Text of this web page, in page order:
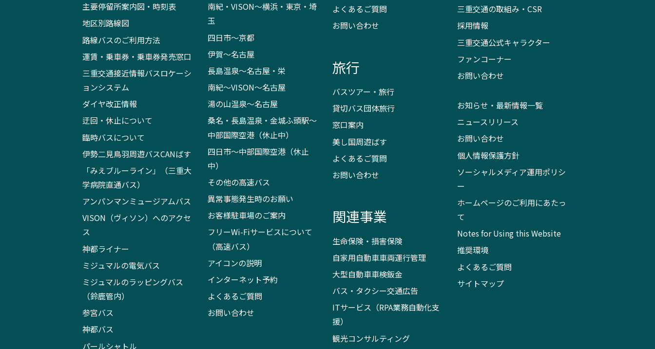
主要停留所案内図・時刻表
地区別路線図
路線バスのご利用方法
運賃・乗車券・乗車券発売窓口
三重交通接近情報バスロケーシ
ョンシステム
ダイヤ改正情報
迂回・休止について
臨時バスについて
伊勢二見鳥羽周遊バスCANばす
「みえブルーライン」（三重大
学病院直通バス）
アンパンマンミュージアムバス
VISON（ヴィソン）へのアクセ
ス
神都ライナー
ミジュマルの電気バス
ミジュマルのラッピングバス
（鈴鹿管内）
参宮バス
神都バス
パールシャトル
南紀・VISON～横浜・東京・埼
玉
四日市～京都
伊賀～名古屋
長島温泉～名古屋・栄
南紀～VISON～名古屋
湯の山温泉～名古屋
桑名・長島温泉・金城ふ頭駅～
中部国際空港（休止中）
四日市～中部国際空港（休止
中）
その他の高速バス
異常事態発生時のお願い
お客様駐車場のご案内
フリーWi-Fiサービスについて
（高速バス）
アイコンの説明
インターネット予約
よくあるご質問
お問い合わせ
よくあるご質問
お問い合わせ
旅行
バスツアー・旅行
貸切バス団体旅行
窓口案内
美し国周遊ばす
よくあるご質問
お問い合わせ
関連事業
生命保険・損害保険
自家用自動車車両運行管理
大型自動車車検鈑金
バス・タクシー交通広告
ITサービス（RPA業務自動化支
援）
観光コンサルティング
三重交通の取組み・CSR
採用情報
三重交通公式キャラクター
ファンコーナー
お問い合わせ
お知らせ・最新情報一覧
ニュースリリース
お問い合わせ
個人情報保護方針
ソーシャルメディア運用ポリシ
ー
ホームページのご利用にあたっ
て
Notes for Using this Website
推奨環境
よくあるご質問
サイトマップ